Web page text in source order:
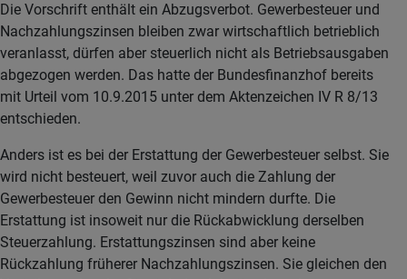
Die Vorschrift enthält ein Abzugsverbot. Gewerbesteuer und
Nachzahlungszinsen bleiben zwar wirtschaftlich betrieblich
veranlasst, dürfen aber steuerlich nicht als Betriebsausgaben
abgezogen werden. Das hatte der Bundesfinanzhof bereits
mit Urteil vom 10.9.2015 unter dem Aktenzeichen IV R 8/13
entschieden.
Anders ist es bei der Erstattung der Gewerbesteuer selbst. Sie
wird nicht besteuert, weil zuvor auch die Zahlung der
Gewerbesteuer den Gewinn nicht mindern durfte. Die
Erstattung ist insoweit nur die Rückabwicklung derselben
Steuerzahlung. Erstattungszinsen sind aber keine
Rückzahlung früherer Nachzahlungszinsen. Sie gleichen den